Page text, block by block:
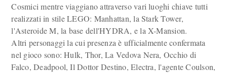
Cosmici mentre viaggiano attraverso vari luoghi chiave tutti
realizzati in stile LEGO: Manhattan, la Stark Tower,
l'Asteroide M, la base dell'HYDRA, e la X-Mansion.
Altri personaggi la cui presenza è ufficialmente confermata
nel gioco sono: Hulk, Thor, La Vedova Nera, Occhio di
Falco, Deadpool, Il Dottor Destino, Electra, l'agente Coulson,